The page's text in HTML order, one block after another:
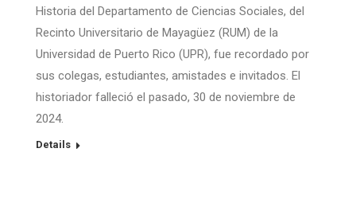
Historia del Departamento de Ciencias Sociales, del
Recinto Universitario de Mayagüez (RUM) de la
Universidad de Puerto Rico (UPR), fue recordado por
sus colegas, estudiantes, amistades e invitados. El
historiador falleció el pasado, 30 de noviembre de
2024.
Details